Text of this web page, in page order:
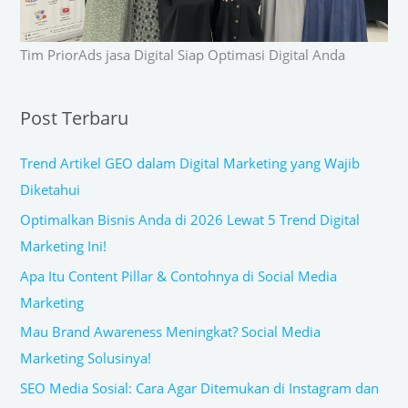
Tim PriorAds jasa Digital Siap Optimasi Digital Anda
Post Terbaru
Trend Artikel GEO dalam Digital Marketing yang Wajib
Diketahui
Optimalkan Bisnis Anda di 2026 Lewat 5 Trend Digital
Marketing Ini!
Apa Itu Content Pillar & Contohnya di Social Media
Marketing
Mau Brand Awareness Meningkat? Social Media
Marketing Solusinya!
SEO Media Sosial: Cara Agar Ditemukan di Instagram dan